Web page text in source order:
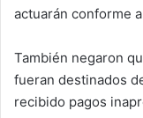
actuarán conforme
También negaron
fueran destinados
recibido pagos